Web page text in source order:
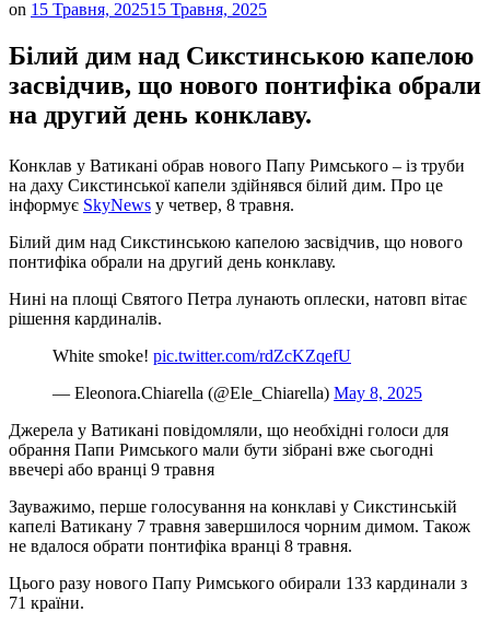
on 15 Травня, 202515 Травня, 2025
Білий дим над Сикстинською капелою
засвідчив, що нового понтифіка обрали
на другий день конклаву.
Конклав у Ватикані обрав нового Папу Римського – із труби
на даху Сикстинської капели здійнявся білий дим. Про це
інформує SkyNews у четвер, 8 травня.
Білий дим над Сикстинською капелою засвідчив, що нового
понтифіка обрали на другий день конклаву.
Нині на площі Святого Петра лунають оплески, натовп вітає
рішення кардиналів.
White smoke! pic.twitter.com/rdZcKZqefU
— Eleonora.Chiarella (@Ele_Chiarella) May 8, 2025
Джерела у Ватикані повідомляли, що необхідні голоси для
обрання Папи Римського мали бути зібрані вже сьогодні
ввечері або вранці 9 травня
Зауважимо, перше голосування на конклаві у Сикстинській
капелі Ватикану 7 травня завершилося чорним димом. Також
не вдалося обрати понтифіка вранці 8 травня.
Цього разу нового Папу Римського обирали 133 кардинали з
71 країни.